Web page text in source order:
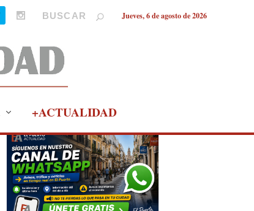
Jueves, 6 de agosto de 2026
+ACTUALIDAD
PUBLICIDAD